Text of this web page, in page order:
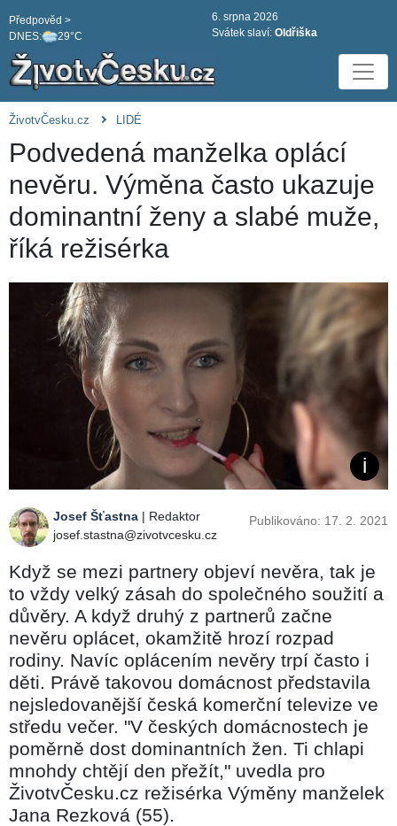
DNES: 29°C
Předpověd >
6. srpna 2026
Svátek slaví: Oldřiška
ŽivotvČesku.cz LIDÉ
Podvedená manželka oplácí
nevěru. Výměna často ukazuje
dominantní ženy a slabé muže,
říká režisérka
Josef Šťastna | Redaktor
josef.stastna@zivotvcesku.cz
Publikováno: 17. 2. 2021
Když se mezi partnery objeví nevěra, tak je
to vždy velký zásah do společného soužití a
důvěry. A když druhý z partnerů začne
nevěru oplácet, okamžitě hrozí rozpad
rodiny. Navíc oplácením nevěry trpí často i
děti. Právě takovou domácnost představila
nejsledovanější česká komerční televize ve
středu večer. "V českých domácnostech je
poměrně dost dominantních žen. Ti chlapi
mnohdy chtějí den přežít," uvedla pro
ŽivotvČesku.cz režisérka Výměny manželek
Jana Rezková (55).